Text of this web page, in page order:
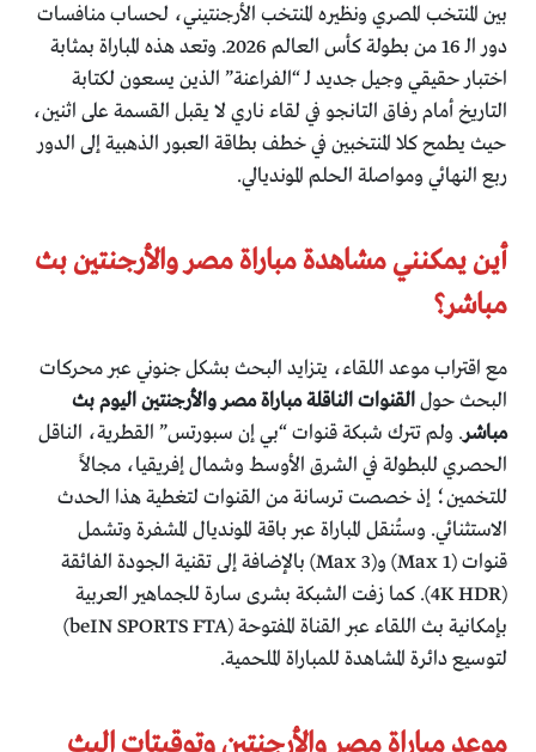
بين المنتخب المصري ونظيره المنتخب الأرجنتيني، لحساب منافسات
دور الـ 16 من بطولة كأس العالم 2026. وتعد هذه المباراة بمثابة
اختبار حقيقي وجيل جديد لـ “الفراعنة” الذين يسعون لكتابة
التاريخ أمام رفاق التانجو في لقاء ناري لا يقبل القسمة على اثنين،
حيث يطمح كلا المنتخبين في خطف بطاقة العبور الذهبية إلى الدور
ربع النهائي ومواصلة الحلم المونديالي.
أين يمكنني مشاهدة مباراة مصر والأرجنتين بث
مباشر؟
مع اقتراب موعد اللقاء، يتزايد البحث بشكل جنوني عبر محركات
البحث حولالقنوات الناقلة مباراة مصر والأرجنتين اليوم بث
مباشر. ولم تترك شبكة قنوات “بي إن سبورتس” القطرية، الناقل
الحصري للبطولة في الشرق الأوسط وشمال إفريقيا، مجالاً
للتخمين؛ إذ خصصت ترسانة من القنوات لتغطية هذا الحدث
الاستثنائي. وستُنقل المباراة عبر باقة المونديال المشفرة وتشمل
قنوات (Max 1) و(Max 3) بالإضافة إلى تقنية الجودة الفائقة
(4K HDR). كما زفت الشبكة بشرى سارة للجماهير العربية
بإمكانية بث اللقاء عبر القناة المفتوحة (beIN SPORTS FTA)
لتوسيع دائرة المشاهدة للمباراة الملحمية.
موعد مباراة مصر والأرجنتين وتوقيتات البث